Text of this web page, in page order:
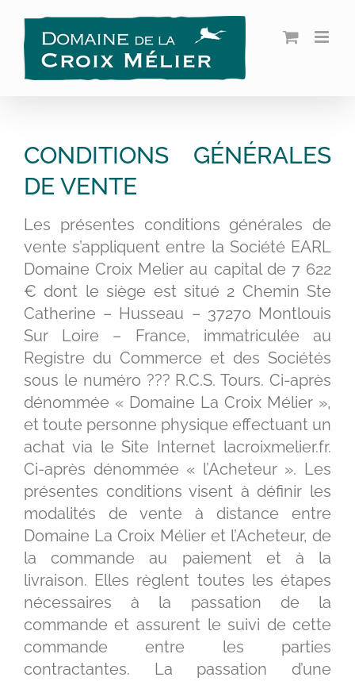
contenu
CONDITIONS GÉNÉRALES
DE VENTE
Les présentes conditions générales de
vente s’appliquent entre la Société EARL
Domaine Croix Melier au capital de 7 622
€ dont le siège est situé 2 Chemin Ste
Catherine – Husseau – 37270 Montlouis
Sur Loire – France, immatriculée au
Registre du Commerce et des Sociétés
sous le numéro ??? R.C.S. Tours. Ci-après
dénommée « Domaine La Croix Mélier »,
et toute personne physique effectuant un
achat via le Site Internet lacroixmelier.fr.
Ci-après dénommée « l’Acheteur ». Les
présentes conditions visent à définir les
modalités de vente à distance entre
Domaine La Croix Mélier et l’Acheteur, de
la commande au paiement et à la
livraison. Elles règlent toutes les étapes
nécessaires à la passation de la
commande et assurent le suivi de cette
commande entre les parties
contractantes. La passation d’une